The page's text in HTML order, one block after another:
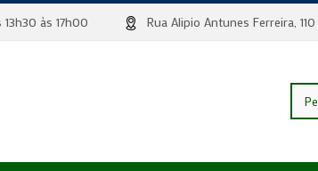
13h30 às 17h00 Rua Alipio Antunes